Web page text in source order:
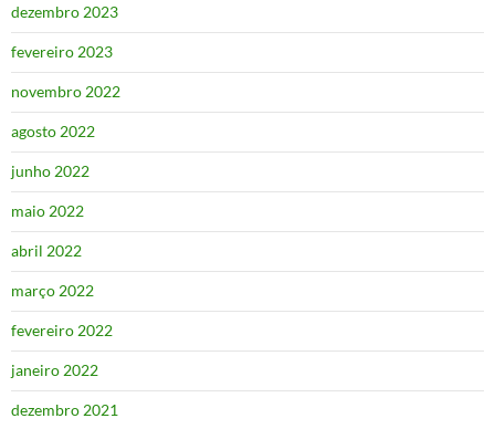
dezembro 2023
fevereiro 2023
novembro 2022
agosto 2022
junho 2022
maio 2022
abril 2022
março 2022
fevereiro 2022
janeiro 2022
dezembro 2021